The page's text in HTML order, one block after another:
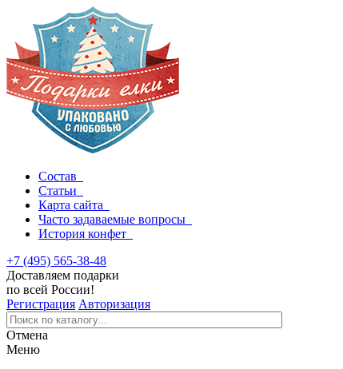
Состав
Статьи
Карта сайта
Часто задаваемые вопросы
История конфет
+7 (495) 565-38-48
Доставляем подарки
по всей России!
Регистрация Авторизация
Отмена
Меню